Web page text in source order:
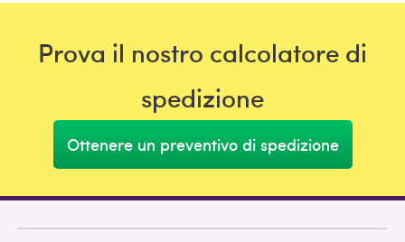
Prova il nostro calcolatore di
spedizione
Ottenere un preventivo di spedizione